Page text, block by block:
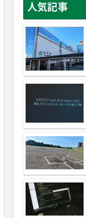
人気記事